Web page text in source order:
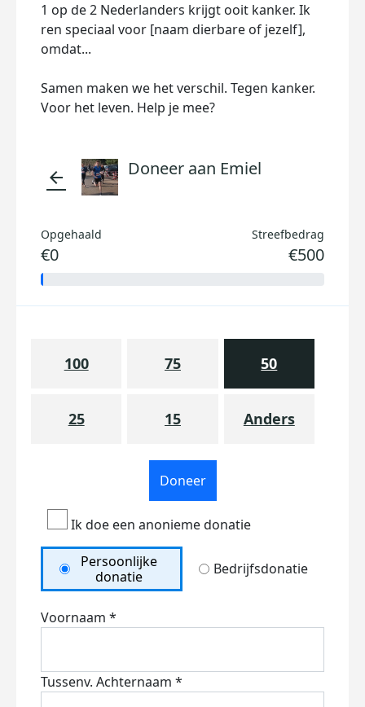
1 op de 2 Nederlanders krijgt ooit kanker. Ik
ren speciaal voor [naam dierbare of jezelf],
omdat...
Samen maken we het verschil. Tegen kanker.
Voor het leven. Help je mee?
arrow_back Doneer aan Emiel
Opgehaald
€0
Streefbedrag
€500
100 75 50
25 15 Anders
Doneer
Ik doe een anonieme donatie
Persoonlijke
donatie
Bedrijfsdonatie
Voornaam *
Tussenv. Achternaam *